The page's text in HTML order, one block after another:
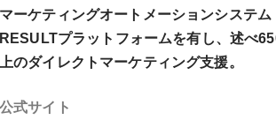
マーケティングオートメーションシステム
RESULTプラットフォームを有し、述べ
上のダイレクトマーケティング支援。
公式サイト